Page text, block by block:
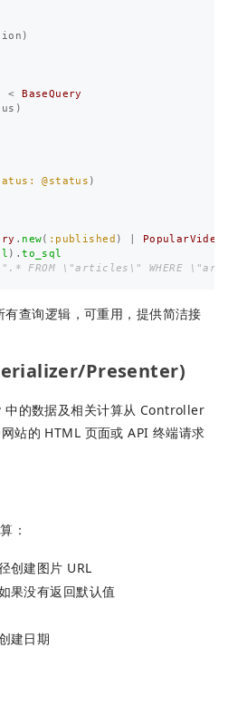
)
<
BaseQuery
)
@status )
. new( :published )
).to_sql
FROM \"articles\" WHERE
查询逻辑，可重用，提供简洁接
Presenter)
的数据及相关计算从 Controller
站的 HTML 页面或 API 终端请求
：
创建图片 URL
果没有返回默认值
建日期